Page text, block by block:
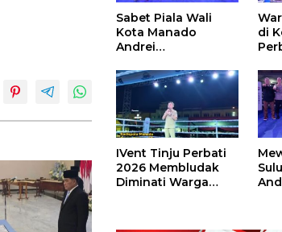
Sabet Piala Wali
Kota Manado
Andrei
Boxing Camp Juara
Umum Tinju Perbati
2026
di
IVent Tinju Perbati
2026 Membludak
Diminati Warga